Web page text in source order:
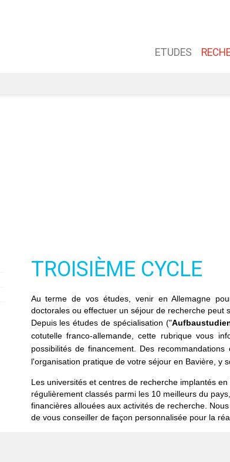
ETUDES
TROISIÈME CYCLE
Au terme de vos études, venir en Allemagne
doctorales ou effectuer un séjour de recherche peut
Depuis les études de spécialisation ("
cotutelle franco-allemande, cette rubrique vous
possibilités de financement. Des
l'organisation pratique de votre séjour en Bavière, y
Les universités et centres de recherche implantés
régulièrement classés parmi les 10 meilleurs du
financières allouées aux activités de recherche.
de vous conseiller de façon personnalisée pour la